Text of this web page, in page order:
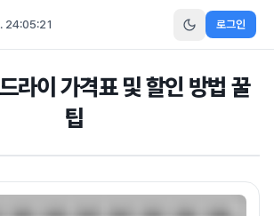
24:05:22 로그인
라이 가격표 및 할인 방법 꿀
팁